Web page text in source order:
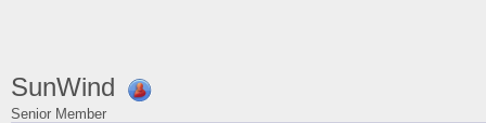
SunWind
Senior Member